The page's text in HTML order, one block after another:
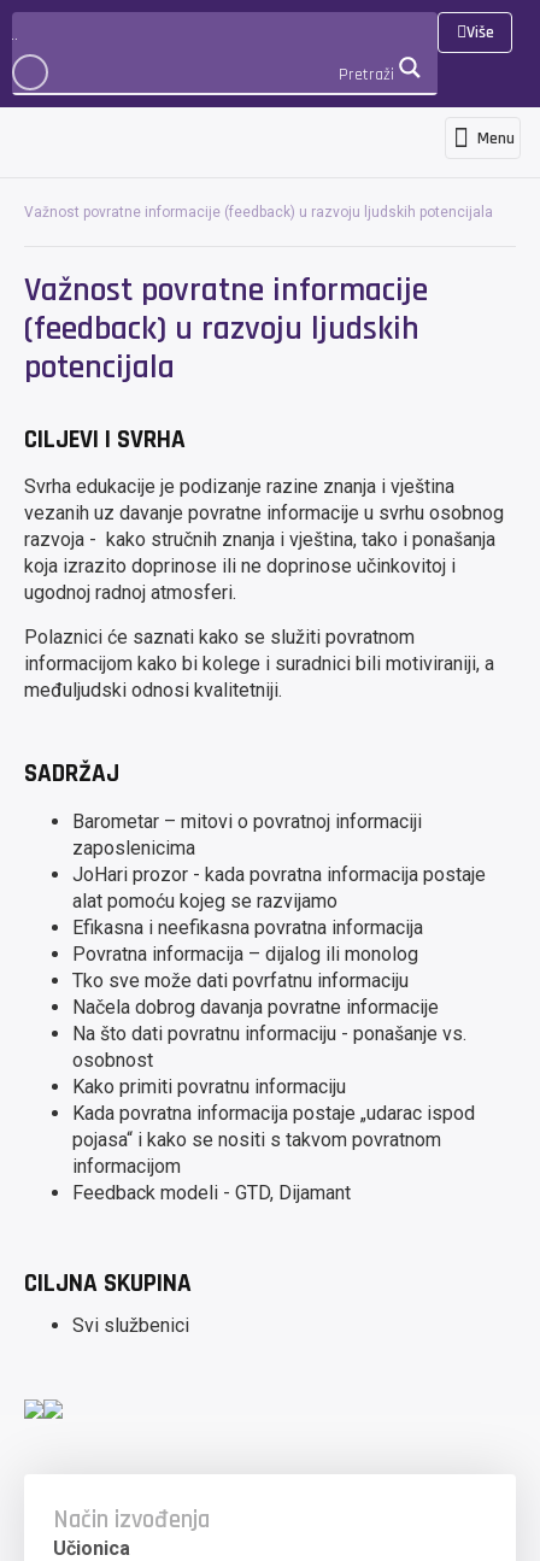
Pretraži
Više
Menu
Važnost povratne informacije (feedback) u razvoju ljudskih potencijala
Način izvođenja
Učionica
Važnost povratne informacije
(feedback) u razvoju ljudskih
potencijala
CILJEVI I SVRHA
Svrha edukacije je podizanje razine znanja i vještina
vezanih uz davanje povratne informacije u svrhu osobnog
razvoja - kako stručnih znanja i vještina, tako i ponašanja
koja izrazito doprinose ili ne doprinose učinkovitoj i
ugodnoj radnoj atmosferi.
Polaznici će saznati kako se služiti povratnom
informacijom kako bi kolege i suradnici bili motiviraniji, a
međuljudski odnosi kvalitetniji.
SADRŽAJ
Barometar – mitovi o povratnoj informaciji
zaposlenicima
JoHari prozor - kada povratna informacija postaje
alat pomoću kojeg se razvijamo
Efikasna i neefikasna povratna informacija
Povratna informacija – dijalog ili monolog
Tko sve može dati povrfatnu informaciju
Načela dobrog davanja povratne informacije
Na što dati povratnu informaciju - ponašanje vs.
osobnost
Kako primiti povratnu informaciju
Kada povratna informacija postaje „udarac ispod
pojasa“ i kako se nositi s takvom povratnom
informacijom
Feedback modeli - GTD, Dijamant
CILJNA SKUPINA
Svi službenici